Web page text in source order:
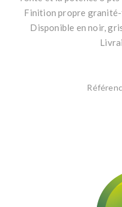
Finition propre
Disponible en noir,